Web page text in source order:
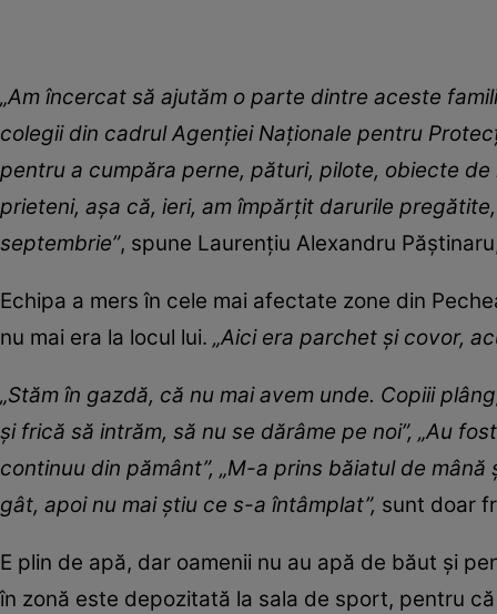
„Am încercat să ajutăm o parte dintre aceste
colegii din cadrul Agenției Naționale pentru
pentru a cumpăra perne, pături, pilote, obiecte
prieteni, așa că, ieri, am împărțit darurile
septembrie”, spune Laurențiu Alexandru
Echipa a mers în cele mai afectate zone din
nu mai era la locul lui. „Aici era parchet și covor,
„Stăm în gazdă, că nu mai avem unde. Copiii
și frică să intrăm, să nu se dărâme pe noi”, „Au
continuu din pământ”, „M-a prins băiatul de
gât, apoi nu mai știu ce s-a întâmplat”, sunt doar
E plin de apă, dar oamenii nu au apă de băut și
în zonă este depozitată la sala de sport, pentru